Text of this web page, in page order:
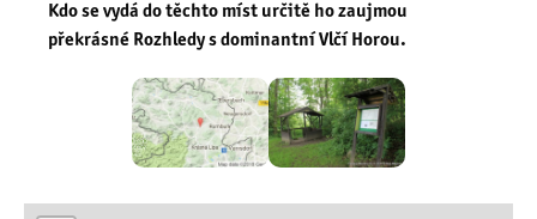
Kdo se vydá do těchto míst určitě ho zaujmou
překrásné Rozhledy s dominantní Vlčí Horou.